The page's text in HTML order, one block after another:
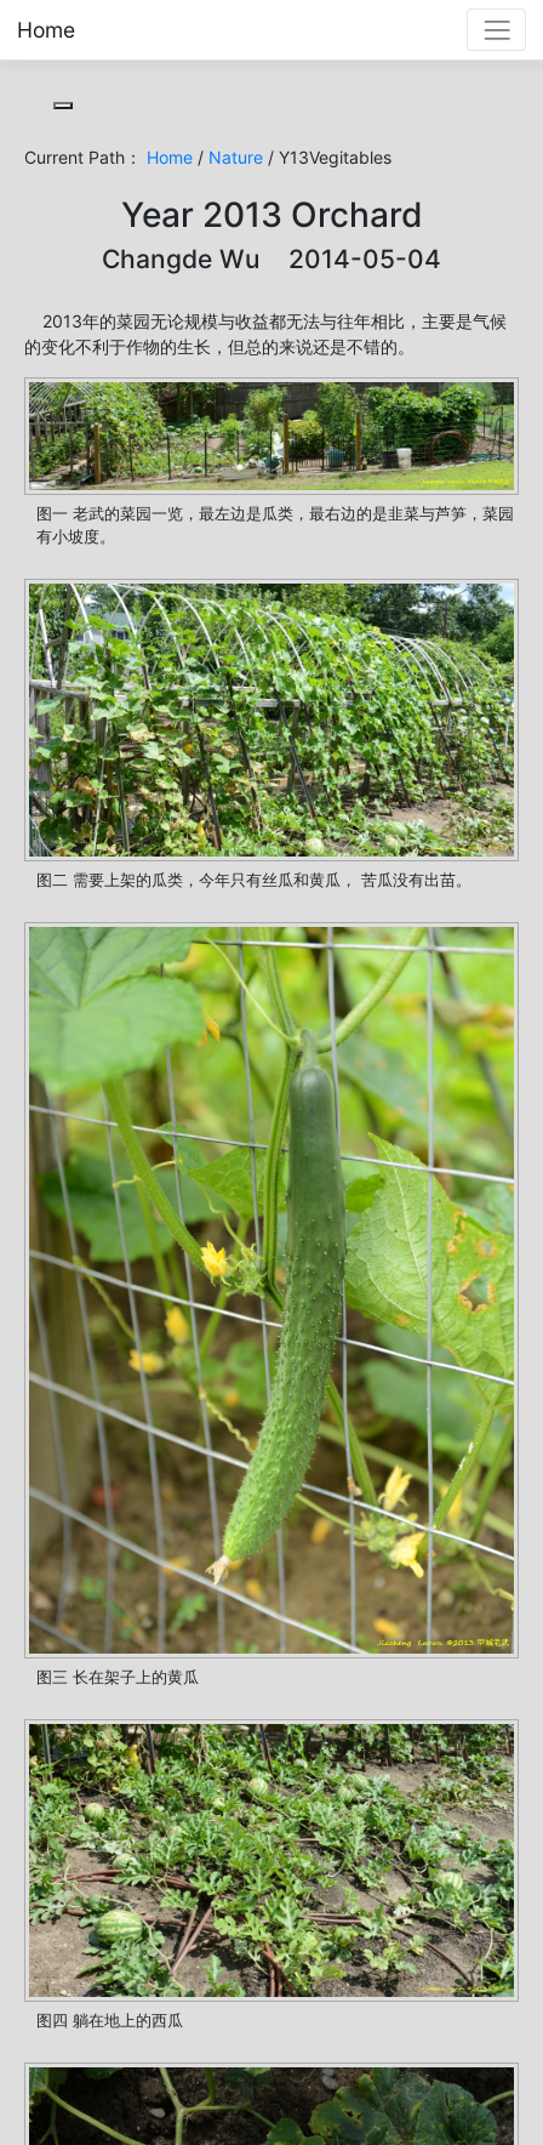
Home
Current Path： Home / Nature / Y13Vegitables
Year 2013 Orchard
Changde Wu 2014-05-04
2013年的菜园无论规模与收益都无法与往年相比，主要是气候
的变化不利于作物的生长，但总的来说还是不错的。
图一 老武的菜园一览，最左边是瓜类，最右边的是韭菜与芦笋，菜园
有小坡度。
图二 需要上架的瓜类，今年只有丝瓜和黄瓜， 苦瓜没有出苗。
图三 长在架子上的黄瓜
图四 躺在地上的西瓜